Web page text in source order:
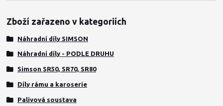
Zboží zařazeno v kategoriích
Náhradní díly SIMSON
Náhradní díly - PODLE DRUHU
Simson SR50, SR70, SR80
Díly rámu a karoserie
Palivová soustava